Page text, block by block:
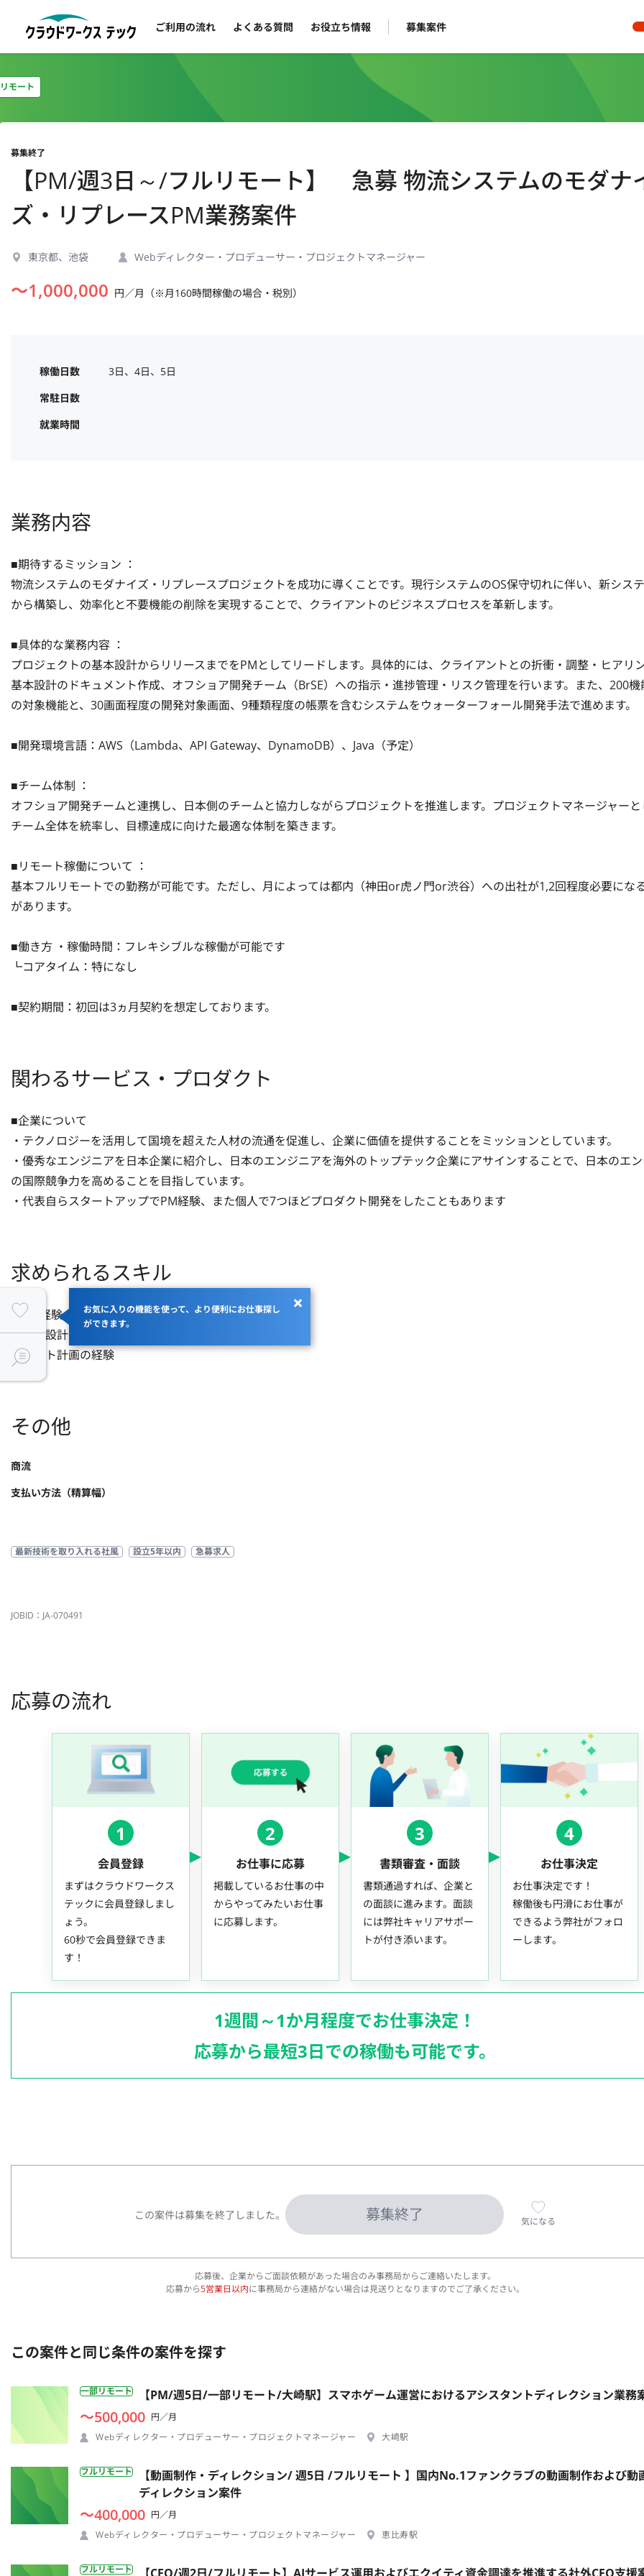
ご利用の流れ よくある質問 お役立ち情報 募集案件
お気に入りの機能を使って、より便利にお仕事探し
ができます。
モート
募集終了
【PM/週3日～/フルリモート】 急募 物流システムのモダナ
ズ・リプレースPM業務案件
東京都、池袋 Webディレクター・プロデューサー・プロジェクトマネージャー
〜1,000,000 円／月（※月160時間稼働の場合・税別）
稼働日数
3日、4日、5日
常駐日数
就業時間
業務内容
■期待するミッション ：
物流システムのモダナイズ・リプレースプロジェクトを成功に導くことです。現行システムのOS保守切れに伴い、新シス
から構築し、効率化と不要機能の削除を実現することで、クライアントのビジネスプロセスを革新します。
■具体的な業務内容 ：
プロジェクトの基本設計からリリースまでをPMとしてリードします。具体的には、クライアントとの折衝・調整・ヒアリ
基本設計のドキュメント作成、オフショア開発チーム（BrSE）への指示・進捗管理・リスク管理を行います。また、200機
の対象機能と、30画面程度の開発対象画面、9種類程度の帳票を含むシステムをウォーターフォール開発手法で進めます。
■開発環境言語：AWS（Lambda、API Gateway、DynamoDB）、Java（予定）
■チーム体制 ：
オフショア開発チームと連携し、日本側のチームと協力しながらプロジェクトを推進します。プロジェクトマネージャーと
チーム全体を統率し、目標達成に向けた最適な体制を築きます。
■リモート稼働について ：
基本フルリモートでの勤務が可能です。ただし、月によっては都内（神田or虎ノ門or渋谷）への出社が1,2回程度必要にな
があります。
■働き方 ・稼働時間：フレキシブルな稼働が可能です
┗コアタイム：特になし
■契約期間：初回は3ヵ月契約を想定しております。
関わるサービス・プロダクト
■企業について
・テクノロジーを活用して国境を超えた人材の流通を促進し、企業に価値を提供することをミッションとしています。
・優秀なエンジニアを日本企業に紹介し、日本のエンジニアを海外のトップテック企業にアサインすることで、日本のエ
の国際競争力を高めることを目指しています。
・代表自らスタートアップでPM経験、また個人で7つほどプロダクト開発をしたこともあります
求められるスキル
・PM経験
・基本設計・詳細設計の経験
・テスト計画の経験
その他
商流
支払い方法（精算幅）
最新技術を取り入れる社風 設立5年以内 急募求人
JOBID：JA-070491
応募の流れ
1
会員登録
まずはクラウドワークス
テックに会員登録しまし
ょう。
60秒で会員登録できま
す！
2
お仕事に応募
掲載しているお仕事の中
からやってみたいお仕事
に応募します。
3
書類審査・面談
書類通過すれば、企業と
の面談に進みます。面談
には弊社キャリアサポー
トが付き添います。
4
お仕事決定
お仕事決定です！
稼働後も円滑にお仕事が
できるよう弊社がフォロ
ーします。
1週間～1か月程度でお仕事決定！
応募から最短3日での稼働も可能です。
この案件は募集を終了しました。 募集終了 気になる
応募後、企業からご面談依頼があった場合のみ事務局からご連絡いたします。
応募から5営業日以内に事務局から連絡がない場合は見送りとなりますのでご了承ください。
この案件と同じ条件の案件を探す
一部リモート 【PM/週5日/一部リモート/大崎駅】スマホゲーム運営におけるアシスタントディレクション業務
〜500,000 円／月
Webディレクター・プロデューサー・プロジェクトマネージャー
大崎駅
フルリモート
【動画制作・ディレクション/ 週5日 /フルリモート 】国内No.1ファンクラブの動画制作および動
ディレクション案件
〜400,000 円／月
Webディレクター・プロデューサー・プロジェクトマネージャー
恵比寿駅
フルリモート